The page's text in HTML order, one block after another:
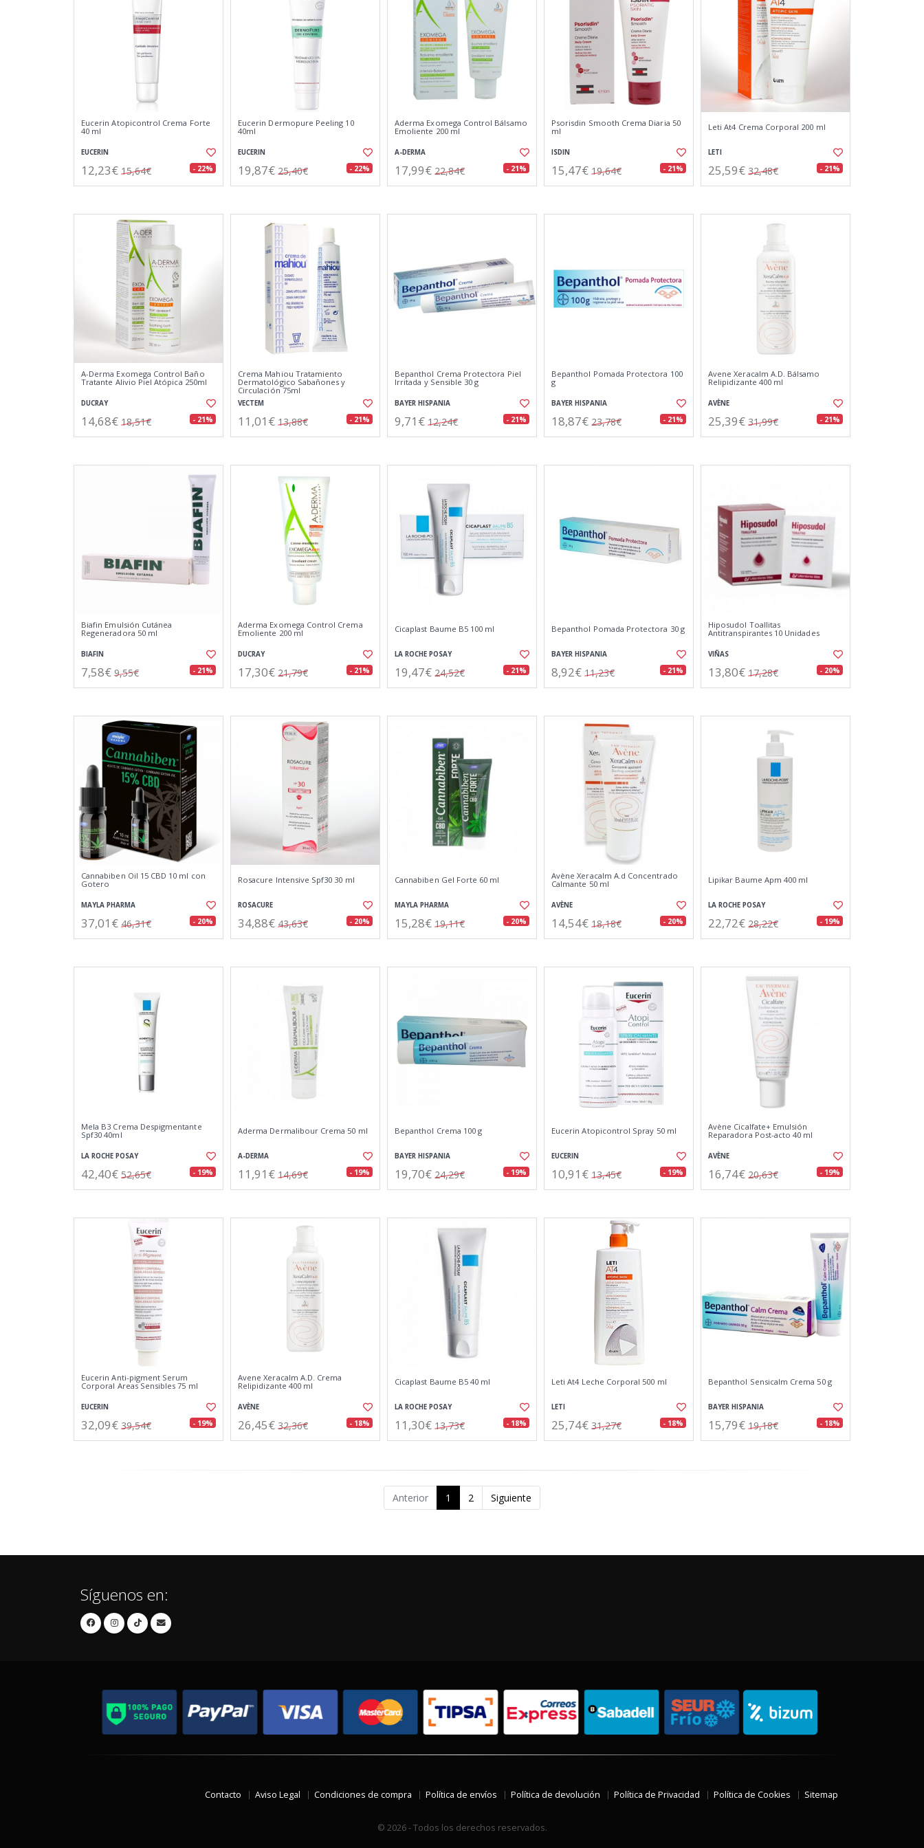
Eucerin Atopicontrol Crema Forte
40 ml
EUCERIN
12,23€ 15,64€ - 22%
Eucerin Dermopure Peeling 10
40ml
EUCERIN
19,87€ 25,40€ - 22%
Aderma Exomega Control Bálsamo
Emoliente 200 ml
A-DERMA
17,99€ 22,84€ - 21%
Psorisdin Smooth Crema Diaria 50
ml
ISDIN
15,47€ 19,64€ - 21%
Leti At4 Crema Corporal 200 ml
LETI
25,59€ 32,48€ - 21%
A-Derma Exomega Control Baño
Tratante Alivio Piel Atópica 250ml
DUCRAY
14,68€ 18,51€ - 21%
Crema Mahiou Tratamiento
Dermatológico Sabañones y
Circulación 75ml
VECTEM
11,01€ 13,88€ - 21%
Bepanthol Crema Protectora Piel
Irritada y Sensible 30 g
BAYER HISPANIA
9,71€ 12,24€ - 21%
Bepanthol Pomada Protectora 100
g
BAYER HISPANIA
18,87€ 23,78€ - 21%
Avene Xeracalm A.D. Bálsamo
Relipidizante 400 ml
AVÈNE
25,39€ 31,99€ - 21%
Biafin Emulsión Cutánea
Regeneradora 50 ml
BIAFIN
7,58€ 9,55€ - 21%
Aderma Exomega Control Crema
Emoliente 200 ml
DUCRAY
17,30€ 21,79€ - 21%
Cicaplast Baume B5 100 ml
LA ROCHE POSAY
19,47€ 24,52€ - 21%
Bepanthol Pomada Protectora 30 g
BAYER HISPANIA
8,92€ 11,23€ - 21%
Hiposudol Toallitas
Antitranspirantes 10 Unidades
VIÑAS
13,80€ 17,28€ - 20%
Cannabiben Oil 15 CBD 10 ml con
Gotero
MAYLA PHARMA
37,01€ 46,31€ - 20%
Rosacure Intensive Spf30 30 ml
ROSACURE
34,88€ 43,63€ - 20%
Cannabiben Gel Forte 60 ml
MAYLA PHARMA
15,28€ 19,11€ - 20%
Avène Xeracalm A.d Concentrado
Calmante 50 ml
AVÈNE
14,54€ 18,18€ - 20%
Lipikar Baume Apm 400 ml
LA ROCHE POSAY
22,72€ 28,22€ - 19%
Mela B3 Crema Despigmentante
Spf30 40ml
LA ROCHE POSAY
42,40€ 52,65€ - 19%
Aderma Dermalibour Crema 50 ml
A-DERMA
11,91€ 14,69€ - 19%
Bepanthol Crema 100 g
BAYER HISPANIA
19,70€ 24,29€ - 19%
Eucerin Atopicontrol Spray 50 ml
EUCERIN
10,91€ 13,45€ - 19%
Avène Cicalfate+ Emulsión
Reparadora Post-acto 40 ml
AVÈNE
16,74€ 20,63€ - 19%
Eucerin Anti-pigment Serum
Corporal Areas Sensibles 75 ml
EUCERIN
32,09€ 39,54€ - 19%
Avene Xeracalm A.D. Crema
Relipidizante 400 ml
AVÈNE
26,45€ 32,36€ - 18%
Cicaplast Baume B5 40 ml
LA ROCHE POSAY
11,30€ 13,73€ - 18%
Leti At4 Leche Corporal 500 ml
LETI
25,74€ 31,27€ - 18%
Bepanthol Sensicalm Crema 50 g
BAYER HISPANIA
15,79€ 19,18€ - 18%
Anterior 1 2 Siguiente
Síguenos en:
Contacto Aviso Legal Condiciones de compra Política de envíos Política de devolución Política de Privacidad Política de Cookies Sitemap
© 2026 - Todos los derechos reservados.